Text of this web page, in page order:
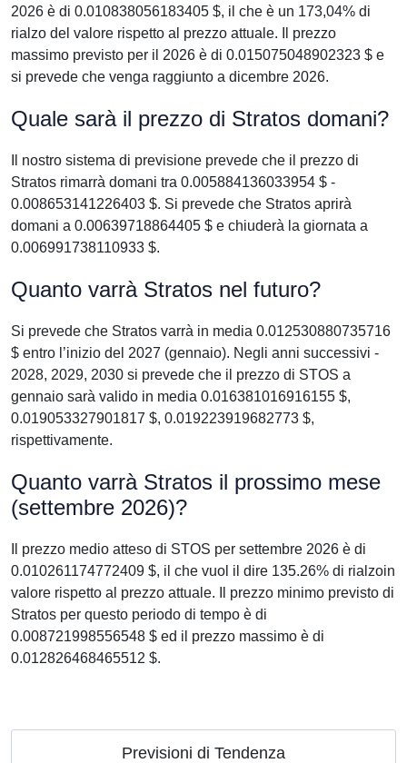
2026 è di 0.010838056183405 $, il che è un 173,04% di
rialzo del valore rispetto al prezzo attuale. Il prezzo
massimo previsto per il 2026 è di 0.015075048902323 $ e
si prevede che venga raggiunto a dicembre 2026.
Quale sarà il prezzo di Stratos domani?
Il nostro sistema di previsione prevede che il prezzo di
Stratos rimarrà domani tra 0.005884136033954 $ -
0.008653141226403 $. Si prevede che Stratos aprirà
domani a 0.00639718864405 $ e chiuderà la giornata a
0.006991738110933 $.
Quanto varrà Stratos nel futuro?
Si prevede che Stratos varrà in media 0.012530880735716
$ entro l’inizio del 2027 (gennaio). Negli anni successivi -
2028, 2029, 2030 si prevede che il prezzo di STOS a
gennaio sarà valido in media 0.016381016916155 $,
0.019053327901817 $, 0.019223919682773 $,
rispettivamente.
Quanto varrà Stratos il prossimo mese
(settembre 2026)?
Il prezzo medio atteso di STOS per settembre 2026 è di
0.010261174772409 $, il che vuol il dire 135.26% di rialzoin
valore rispetto al prezzo attuale. Il prezzo minimo previsto di
Stratos per questo periodo di tempo è di
0.008721998556548 $ ed il prezzo massimo è di
0.012826468465512 $.
Previsioni di Tendenza